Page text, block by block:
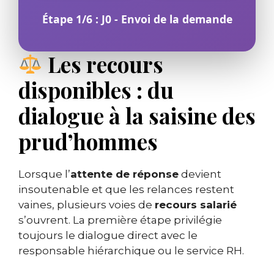
Étape 1/6 : J0 - Envoi de la demande
Les recours
disponibles : du
dialogue à la saisine des
prud’hommes
Lorsque l’attente de réponse devient
insoutenable et que les relances restent
vaines, plusieurs voies de recours salarié
s’ouvrent. La première étape privilégie
toujours le dialogue direct avec le
responsable hiérarchique ou le service RH.